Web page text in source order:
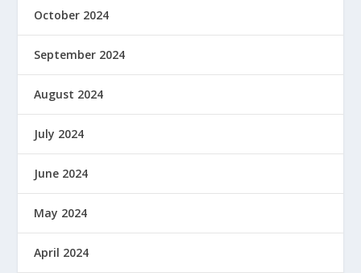
October 2024
September 2024
August 2024
July 2024
June 2024
May 2024
April 2024